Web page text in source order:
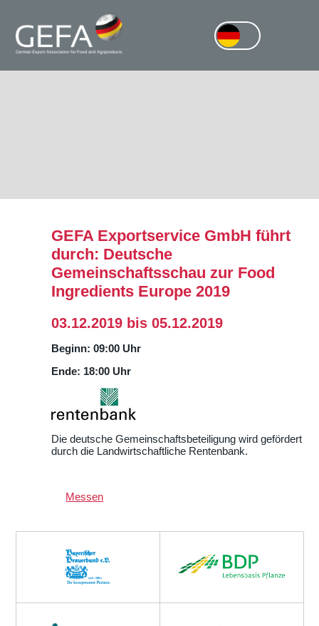
GEFA Exportservice GmbH führt
durch: Deutsche
Gemeinschaftsschau zur Food
Ingredients Europe 2019
03.12.2019 bis 05.12.2019
Beginn: 09:00 Uhr
Ende: 18:00 Uhr
Die deutsche Gemeinschaftsbeteiligung wird gefördert
durch die Landwirtschaftliche Rentenbank.
Messen